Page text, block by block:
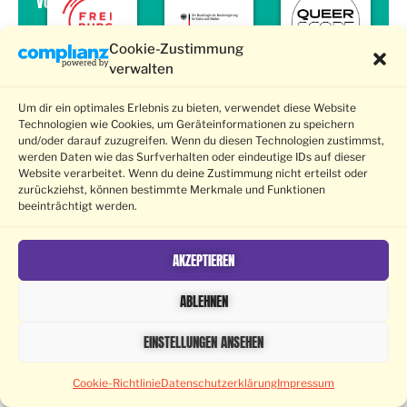
Cookie-Zustimmung
verwalten
Um dir ein optimales Erlebnis zu bieten, verwendet diese Website
Technologien wie Cookies, um Geräteinformationen zu speichern
und/oder darauf zuzugreifen. Wenn du diesen Technologien zustimmst,
werden Daten wie das Surfverhalten oder eindeutige IDs auf dieser
Website verarbeitet. Wenn du deine Zustimmung nicht erteilst oder
zurückziehst, können bestimmte Merkmale und Funktionen
beeinträchtigt werden.
AKZEPTIEREN
ABLEHNEN
EINSTELLUNGEN ANSEHEN
Cookie-RichtlinieDatenschutzerklärungImpressum